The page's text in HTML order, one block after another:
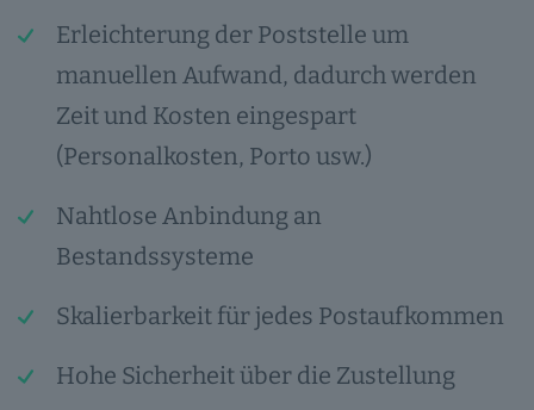
Erleichterung der Poststelle um
manuellen Aufwand, dadurch werden
Zeit und Kosten eingespart
(Personalkosten, Porto usw.)
Nahtlose Anbindung an
Bestandssysteme
Skalierbarkeit für jedes Postaufkommen
Hohe Sicherheit über die Zustellung